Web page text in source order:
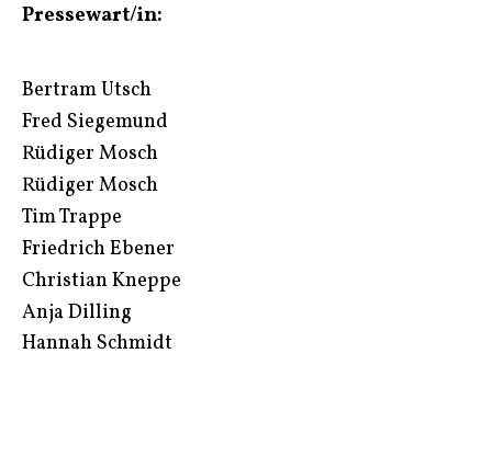
Pressewart/in:
Bertram Utsch
Fred Siegemund
Rüdiger Mosch
Rüdiger Mosch
Tim Trappe
Friedrich Ebener
Christian Kneppe
Anja Dilling
Hannah Schmidt